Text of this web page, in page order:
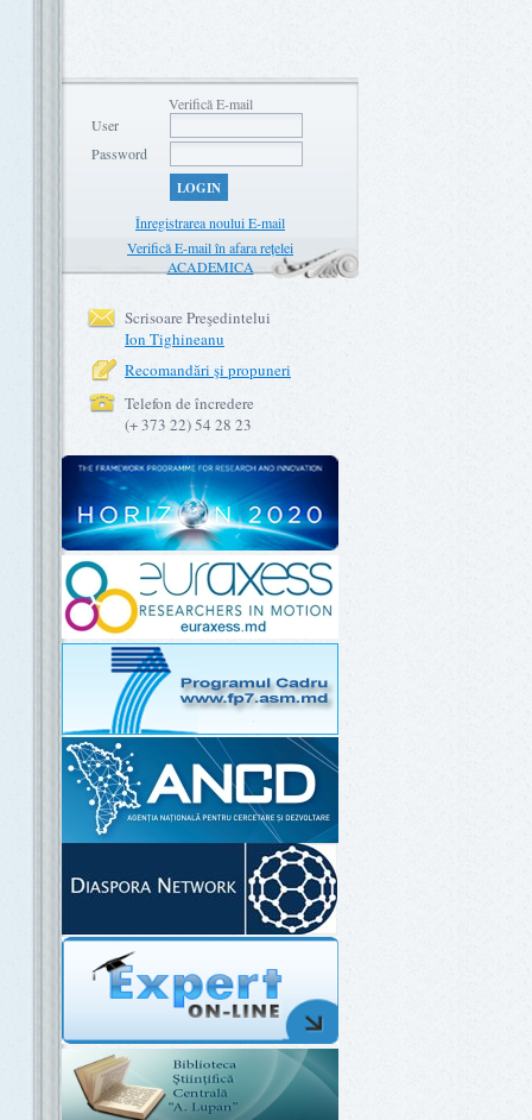
Verifică E-mail
User
Password
LOGIN
Înregistrarea noului E-mail
Verifică E-mail în afara rețelei
ACADEMICA
Scrisoare Preşedintelui
Ion Tighineanu
Recomandări şi propuneri
Telefon de încredere
(+ 373 22) 54 28 23